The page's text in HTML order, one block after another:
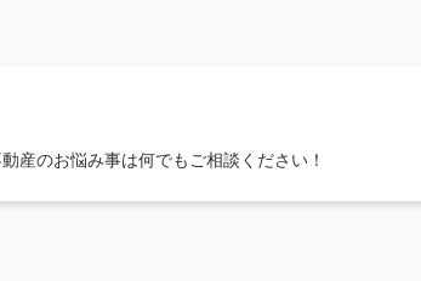
産のお悩み事は何でもご相談ください！